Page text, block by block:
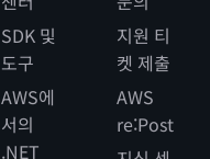
SDK 및
도구
AWS에
서의
.NET
지원 티
켓 제출
AWS
re:Post